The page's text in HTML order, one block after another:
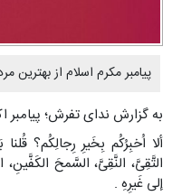
پیامبر مکرم اسلام از بهترین
به گزارش ندای تفرش؛
ألا اُخبِرُکُم بِخَیرِ رِجالِکُم؟
التَّقِیَّ، النَّقِیَّ، السَّمحَ الکَفَّینِ،
إلى غَیرِهِ .